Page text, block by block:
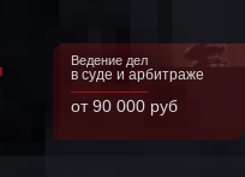
Ведение дел
в суде и арбитраже
от 90 000 руб